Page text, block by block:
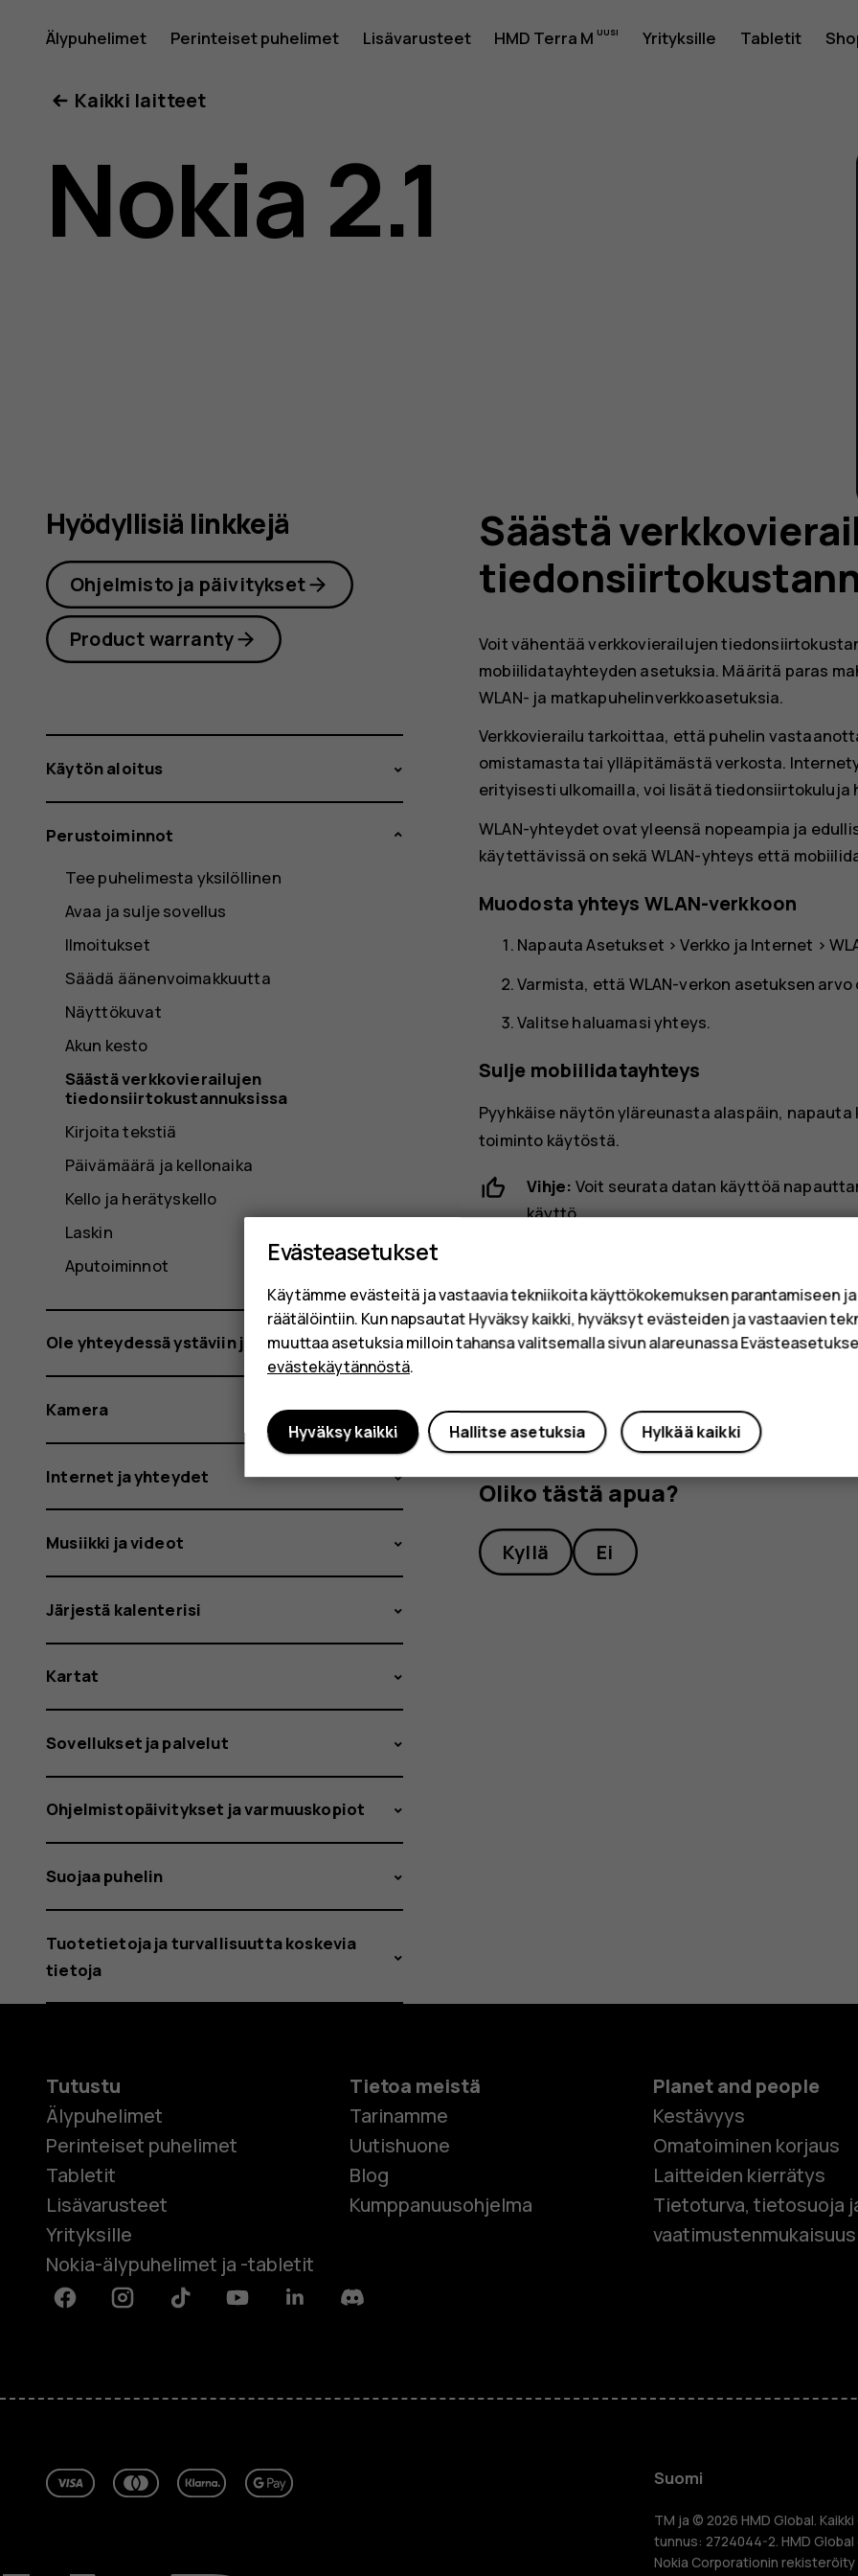
Nokia
2.1
Älypuhelimet Perinteiset puhelimet Lisävarusteet HMD Terra M Yrityksille Tabletit
HMD Terra
Yrityksille
Tabletit
Blog
Kaikki laitteet
Nokia 2.1
Säästä
Voit vähentää verkkovierailujen
mobiilidatayhteyden asetuksia. Määritä paras
WLAN- ja matkapuhelinverkkoasetuksia.
Verkkovierailu tarkoittaa, että puhelin
omistamasta tai ylläpitämästä verkosta.
erityisesti ulkomailla, voi lisätä tiedonsiirtokuluja
WLAN-yhteydet ovat yleensä nopeampia ja
käytettävissä on sekä WLAN-yhteys että
Muodosta yhteys WLAN-verkkoon
NapautaAsetukset >Verkko ja Internet >
Varmista, että WLAN-verkon asetuksen arvo
Valitse haluamasi yhteys.
Sulje mobiilidatayhteys
Pyyhkäise näytön yläreunasta alaspäin, napauta
toiminto käytöstä.
Vihje: Voit seurata datan käyttöä
käyttö.
NapautaAsetukset>Verkko ja Internet>
käytöstä.
Oliko tästä apua?
Kyllä Ei
Hyödyllisiä linkkejä
Ohjelmisto ja päivitykset
Product warranty
Käytön aloitus
Perustoiminnot
Tee puhelimesta yksilöllinen
Avaa ja sulje sovellus
Ilmoitukset
Säädä äänenvoimakkuutta
Näyttökuvat
Akun kesto
Säästä verkkovierailujen
tiedonsiirtokustannuksissa
Kirjoita tekstiä
Päivämäärä ja kellonaika
Kello ja herätyskello
Laskin
Aputoiminnot
Ole yhteydessä ystäviin ja sukulaisiin
Kamera
Internet ja yhteydet
Musiikki ja videot
Järjestä kalenterisi
Kartat
Sovellukset ja palvelut
Ohjelmistopäivitykset ja varmuuskopiot
Suojaa puhelin
Tuotetietoja ja turvallisuutta koskevia
tietoja
Tutustu
Älypuhelimet
Perinteiset puhelimet
Tabletit
Lisävarusteet
Yrityksille
Nokia-älypuhelimet ja -tabletit
Tietoa meistä
Tarinamme
Uutishuone
Blog
Kumppanuusohjelma
Planet and people
Kestävyys
Omatoiminen korjaus
Laitteiden kierrätys
Tietoturva, tietosuoja
vaatimustenmukaisuus
FacebookInstagramTiktok YoutubeLinkedinDiscord
Suomi
TM ja © 2026 HMD Global.
tunnus: 2724044-2. HMD
Nokia Corporationin rekisteröity
Evästeasetukset
Käytämme evästeitä ja vastaavia tekniikoita käyttökokemuksen parantamiseen
räätälöintiin. Kun napsautat Hyväksy kaikki, hyväksyt evästeiden ja vastaavien
muuttaa asetuksia milloin tahansa valitsemalla sivun alareunassa
evästekäytännöstä.
Hylkää kaikki
Hallitse asetuksia
Hyväksy kaikki